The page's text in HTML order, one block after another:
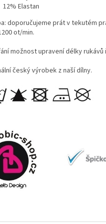
12% Elastan
doporučujeme prát v tekutém
ot/min.
možnost upravení délky rukávů
český výrobek z naší dílny.